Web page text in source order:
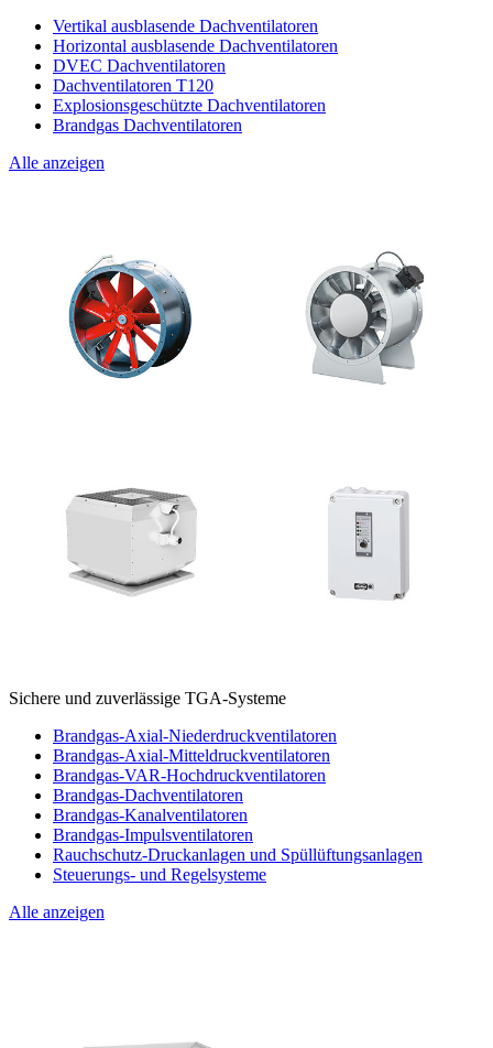
Vertikal ausblasende Dachventilatoren
Horizontal ausblasende Dachventilatoren
DVEC Dachventilatoren
Dachventilatoren T120
Explosionsgeschützte Dachventilatoren
Brandgas Dachventilatoren
Alle anzeigen
Sichere und zuverlässige TGA-Systeme
Brandgas-Axial-Niederdruckventilatoren
Brandgas-Axial-Mitteldruckventilatoren
Brandgas-VAR-Hochdruckventilatoren
Brandgas-Dachventilatoren
Brandgas-Kanalventilatoren
Brandgas-Impulsventilatoren
Rauchschutz-Druckanlagen und Spüllüftungsanlagen
Steuerungs- und Regelsysteme
Alle anzeigen